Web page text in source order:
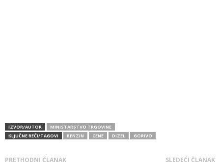
IZVOR/AUTOR
MINISTARSTVO TRGOVINE
KLJUČNE REČI/TAGOVI
BENZIN CENE DIZEL GORIVO
PRETHODNI ČLANAK SLEDEĆI ČLANAK